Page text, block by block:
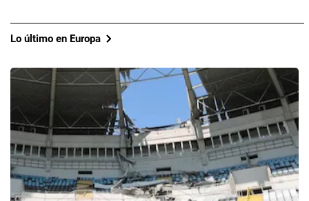
Lo último en Europa